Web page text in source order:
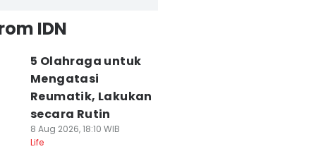
IDN
5 Olahraga untuk
Mengatasi
Reumatik, Lakukan
secara Rutin
8 Aug 2026, 18:10 WIB
Life